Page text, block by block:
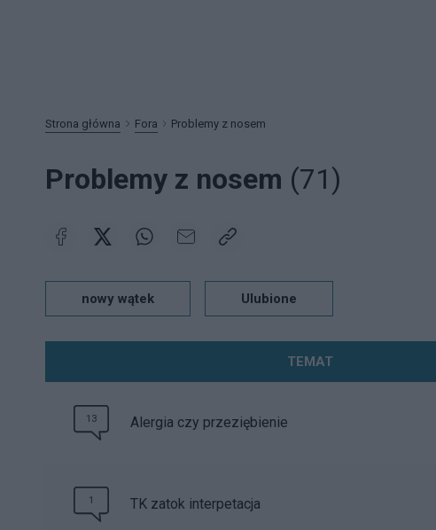
Strona główna Fora Problemy z nosem
Problemy z nosem (71)
nowy wątek Ulubione
TEMAT
13 Alergia czy przeziębienie
1 TK zatok interpetacja